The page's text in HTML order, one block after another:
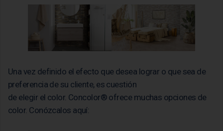
Una vez definido el efecto que desea lograr o que sea de
preferencia de su cliente, es cuestión
de elegir el color. Concolor® ofrece muchas opciones de
color. Conózcalos aquí: